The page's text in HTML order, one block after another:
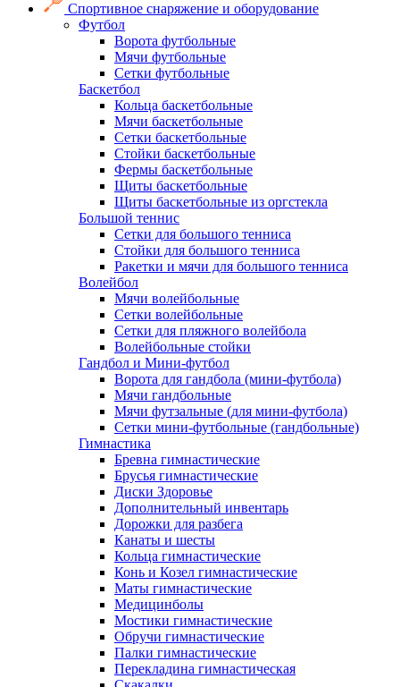
Спортивное снаряжение и оборудование
Футбол
Ворота футбольные
Мячи футбольные
Сетки футбольные
Баскетбол
Кольца баскетбольные
Мячи баскетбольные
Сетки баскетбольные
Стойки баскетбольные
Фермы баскетбольные
Щиты баскетбольные
Щиты баскетбольные из оргстекла
Большой теннис
Сетки для большого тенниса
Стойки для большого тенниса
Ракетки и мячи для большого тенниса
Волейбол
Мячи волейбольные
Сетки волейбольные
Сетки для пляжного волейбола
Волейбольные стойки
Гандбол и Мини-футбол
Ворота для гандбола (мини-футбола)
Мячи гандбольные
Мячи футзальные (для мини-футбола)
Сетки мини-футбольные (гандбольные)
Гимнастика
Бревна гимнастические
Брусья гимнастические
Диски Здоровье
Дополнительный инвентарь
Дорожки для разбега
Канаты и шесты
Кольца гимнастические
Конь и Козел гимнастические
Маты гимнастические
Медицинболы
Мостики гимнастические
Обручи гимнастические
Палки гимнастические
Перекладина гимнастическая